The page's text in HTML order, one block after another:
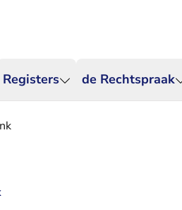
Registers de Rechtspraak